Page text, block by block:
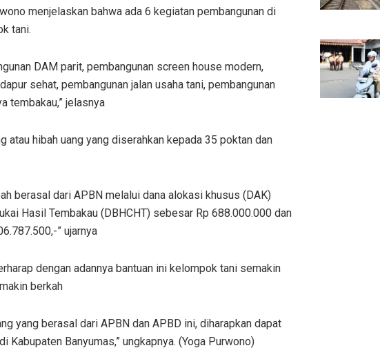
menjelaskan bahwa ada 6 kegiatan pembangunan di
tani.
DAM parit, pembangunan screen house modern,
sehat, pembangunan jalan usaha tani, pembangunan
tembakau,” jelasnya
atau hibah uang yang diserahkan kepada 35 poktan dan
berasal dari APBN melalui dana alokasi khusus (DAK)
Hasil Tembakau (DBHCHT) sebesar Rp 688.000.000 dan
” ujarnya
dengan adannya bantuan ini kelompok tani semakin
berkah
yang berasal dari APBN dan APBD ini, diharapkan dapat
Banyumas,” ungkapnya. (Yoga Purwono)